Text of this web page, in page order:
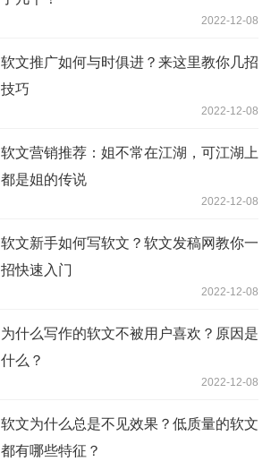
2022-12-08
软文推广如何与时俱进？来这里教你几招
技巧
2022-12-08
软文营销推荐：姐不常在江湖，可江湖上
都是姐的传说
2022-12-08
软文新手如何写软文？软文发稿网教你一
招快速入门
2022-12-08
为什么写作的软文不被用户喜欢？原因是
什么？
2022-12-08
软文为什么总是不见效果？低质量的软文
都有哪些特征？